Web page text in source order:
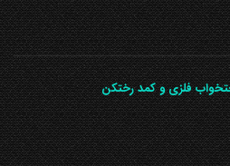
فلزی و کمد رختکن